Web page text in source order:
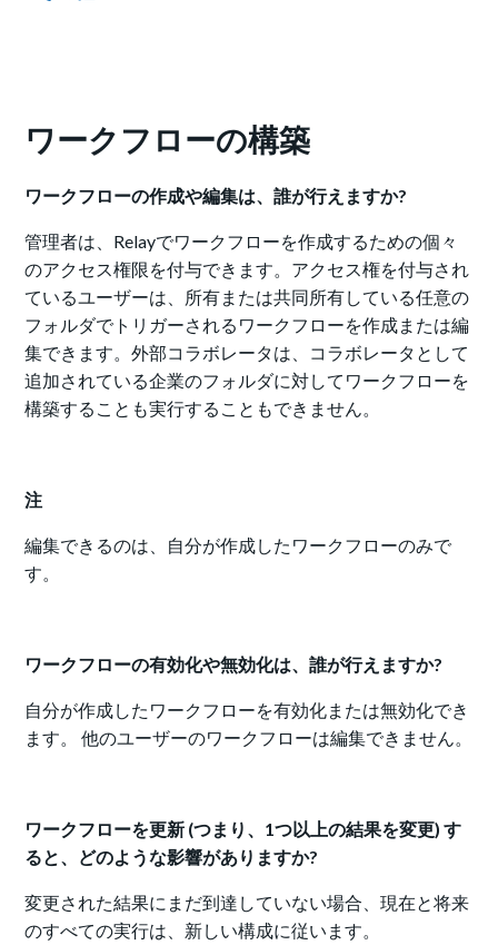
ワークフローの構築
ワークフローの作成や編集は、誰が行えますか?
管理者は、Relayでワークフローを作成するための個々
のアクセス権限を付与できます。アクセス権を付与され
ているユーザーは、所有または共同所有している任意の
フォルダでトリガーされるワークフローを作成または編
集できます。外部コラボレータは、コラボレータとして
追加されている企業のフォルダに対してワークフローを
構築することも実行することもできません。
注
編集できるのは、自分が作成したワークフローのみで
す。
ワークフローの有効化や無効化は、誰が行えますか?
自分が作成したワークフローを有効化または無効化でき
ます。 他のユーザーのワークフローは編集できません。
ワークフローを更新 (つまり、1つ以上の結果を変更) す
ると、どのような影響がありますか?
変更された結果にまだ到達していない場合、現在と将来
のすべての実行は、新しい構成に従います。